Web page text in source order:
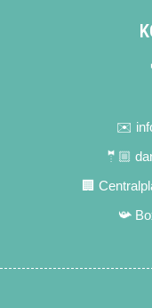
✉️
🤵🏼
🏢
📯